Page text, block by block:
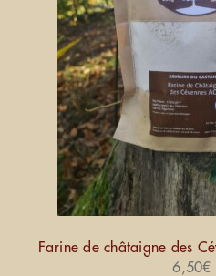
Farine de châtaigne des
6,50€